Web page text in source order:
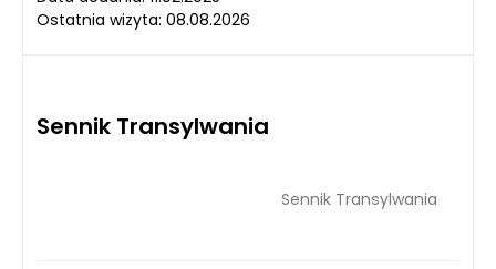
Ostatnia wizyta: 08.08.2026
Sennik Transylwania
Sennik Transylwania